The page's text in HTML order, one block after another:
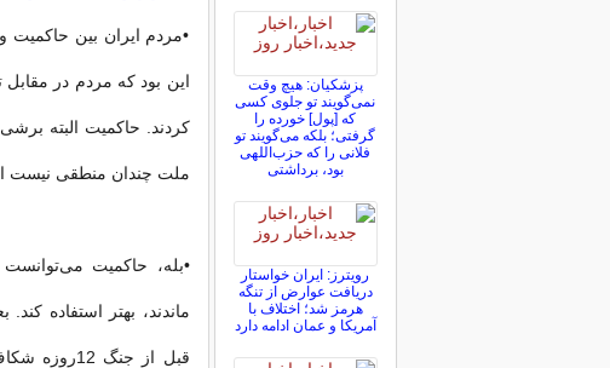
•مردم ایران بین حاکمیت
این بود که مردم در
کردند. حاکمیت البته
ملت چندان منطقی نیست
•بله، حاکمیت
قبل از جنگ
پزشکیان: هیچ وقت
نمی‌گویند تو جلوی کسی
که [پول] خورده را
گرفتی؛ بلکه می‌گویند تو
فلانی را که حزب‌اللهی
بود، برداشتی
رویترز: ایران خواستار
دریافت عوارض از تنگه
هرمز شد؛ اختلاف با
آمریکا و عمان ادامه دارد